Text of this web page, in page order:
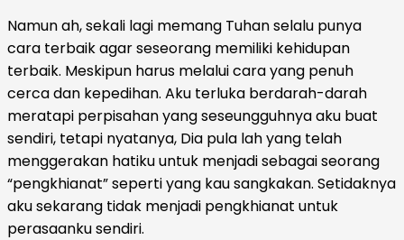
Namun ah, sekali lagi memang Tuhan selalu punya
cara terbaik agar seseorang memiliki kehidupan
terbaik. Meskipun harus melalui cara yang penuh
cerca dan kepedihan. Aku terluka berdarah-darah
meratapi perpisahan yang seseungguhnya aku buat
sendiri, tetapi nyatanya, Dia pula lah yang telah
menggerakan hatiku untuk menjadi sebagai seorang
“pengkhianat” seperti yang kau sangkakan. Setidaknya
aku sekarang tidak menjadi pengkhianat untuk
perasaanku sendiri.